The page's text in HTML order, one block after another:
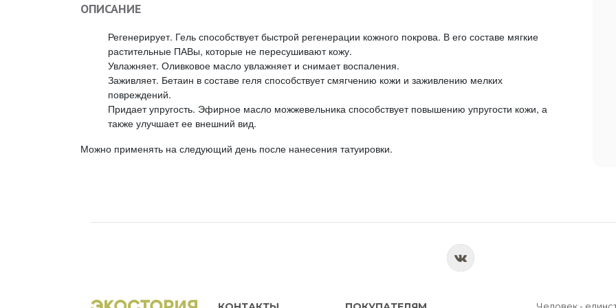
ОПИСАНИЕ
Регенерирует. Гель способствует быстрой регенерации кожного покрова. В его составе мягкие
растительные ПАВы, которые не пересушивают кожу.
Увлажняет. Оливковое масло увлажняет и снимает воспаления.
Заживляет. Бетаин в составе геля способствует смягчению кожи и заживлению мелких
повреждений.
Придает упругость. Эфирное масло можжевельника способствует повышению упругости кожи, а
также улучшает ее внешний вид.
Можно применять на следующий день после нанесения татуировки.
Человек -